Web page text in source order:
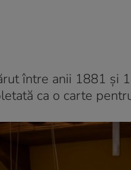
între anii 1881 și
ca o carte